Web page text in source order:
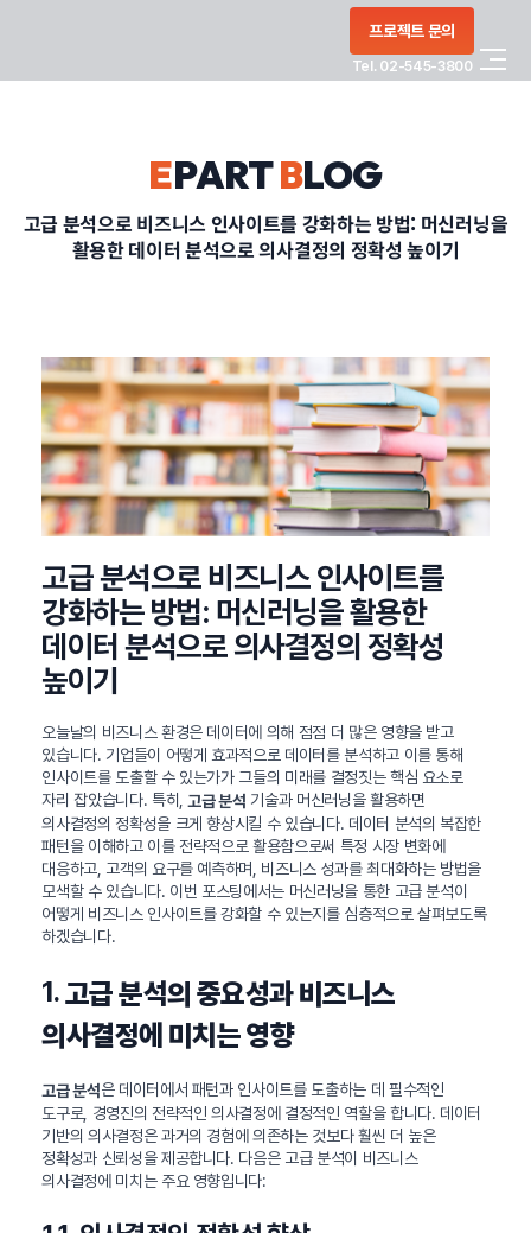
프로젝트 문의
Tel. 02-545-3800
PORTFOLIO
CONTACT
정부지원사업
EPARTBLOG
고급 분석으로 비즈니스 인사이트를 강화하는 방법: 머신러닝을
활용한 데이터 분석으로 의사결정의 정확성 높이기
고급 분석으로 비즈니스 인사이트를
강화하는 방법: 머신러닝을 활용한
데이터 분석으로 의사결정의 정확성
높이기
오늘날의 비즈니스 환경은 데이터에 의해 점점 더 많은 영향을 받고
있습니다. 기업들이 어떻게 효과적으로 데이터를 분석하고 이를 통해
인사이트를 도출할 수 있는가가 그들의 미래를 결정짓는 핵심 요소로
자리 잡았습니다. 특히, 고급 분석 기술과 머신러닝을 활용하면
의사결정의 정확성을 크게 향상시킬 수 있습니다. 데이터 분석의 복잡한
패턴을 이해하고 이를 전략적으로 활용함으로써 특정 시장 변화에
대응하고, 고객의 요구를 예측하며, 비즈니스 성과를 최대화하는 방법을
모색할 수 있습니다. 이번 포스팅에서는 머신러닝을 통한 고급 분석이
어떻게 비즈니스 인사이트를 강화할 수 있는지를 심층적으로 살펴보도록
하겠습니다.
1.고급 분석의 중요성과 비즈니스
의사결정에 미치는 영향
고급 분석은 데이터에서 패턴과 인사이트를 도출하는 데 필수적인
도구로, 경영진의 전략적인 의사결정에 결정적인 역할을 합니다. 데이터
기반의 의사결정은 과거의 경험에 의존하는 것보다 훨씬 더 높은
정확성과 신뢰성을 제공합니다. 다음은 고급 분석이 비즈니스
의사결정에 미치는 주요 영향입니다: